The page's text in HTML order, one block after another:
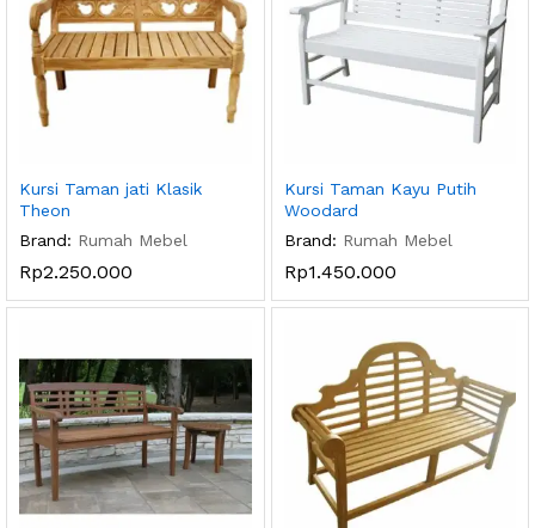
Kursi Taman jati Klasik
Theon
Brand: Rumah Mebel
Rp2.250.000
Kursi Taman Kayu Putih
Woodard
Brand: Rumah Mebel
Rp1.450.000